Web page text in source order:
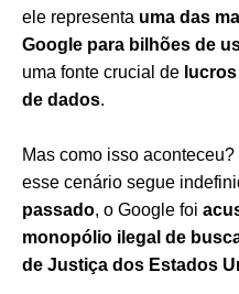
ele representa uma das
Google para bilhões de
uma fonte crucial de
de dados.
Mas como isso
esse cenário segue
passado, o Google foi
monopólio ilegal de
de Justiça dos Estados